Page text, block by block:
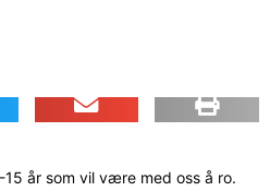
år som vil være med oss å ro.